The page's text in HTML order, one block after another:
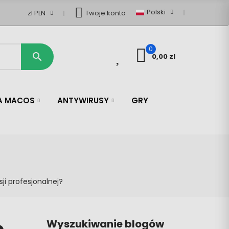
zl PLN Twoje konto Polski

0
0,00 zl
MACOS ANTYWIRUSY GRY
profesjonalnej?
Wyszukiwanie blogów